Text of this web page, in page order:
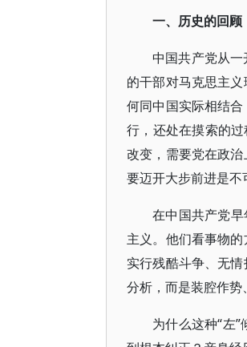
一、历史的回顾
中国共产党从
的干部对马克思主
何同中国实际相结
行，还处在摸索的
改变，需要党在政
要迈开大步前进是不
在中国共产党
主义。他们看事物
实行残酷斗争、无
分析，而是装腔作势
为什么这种“左